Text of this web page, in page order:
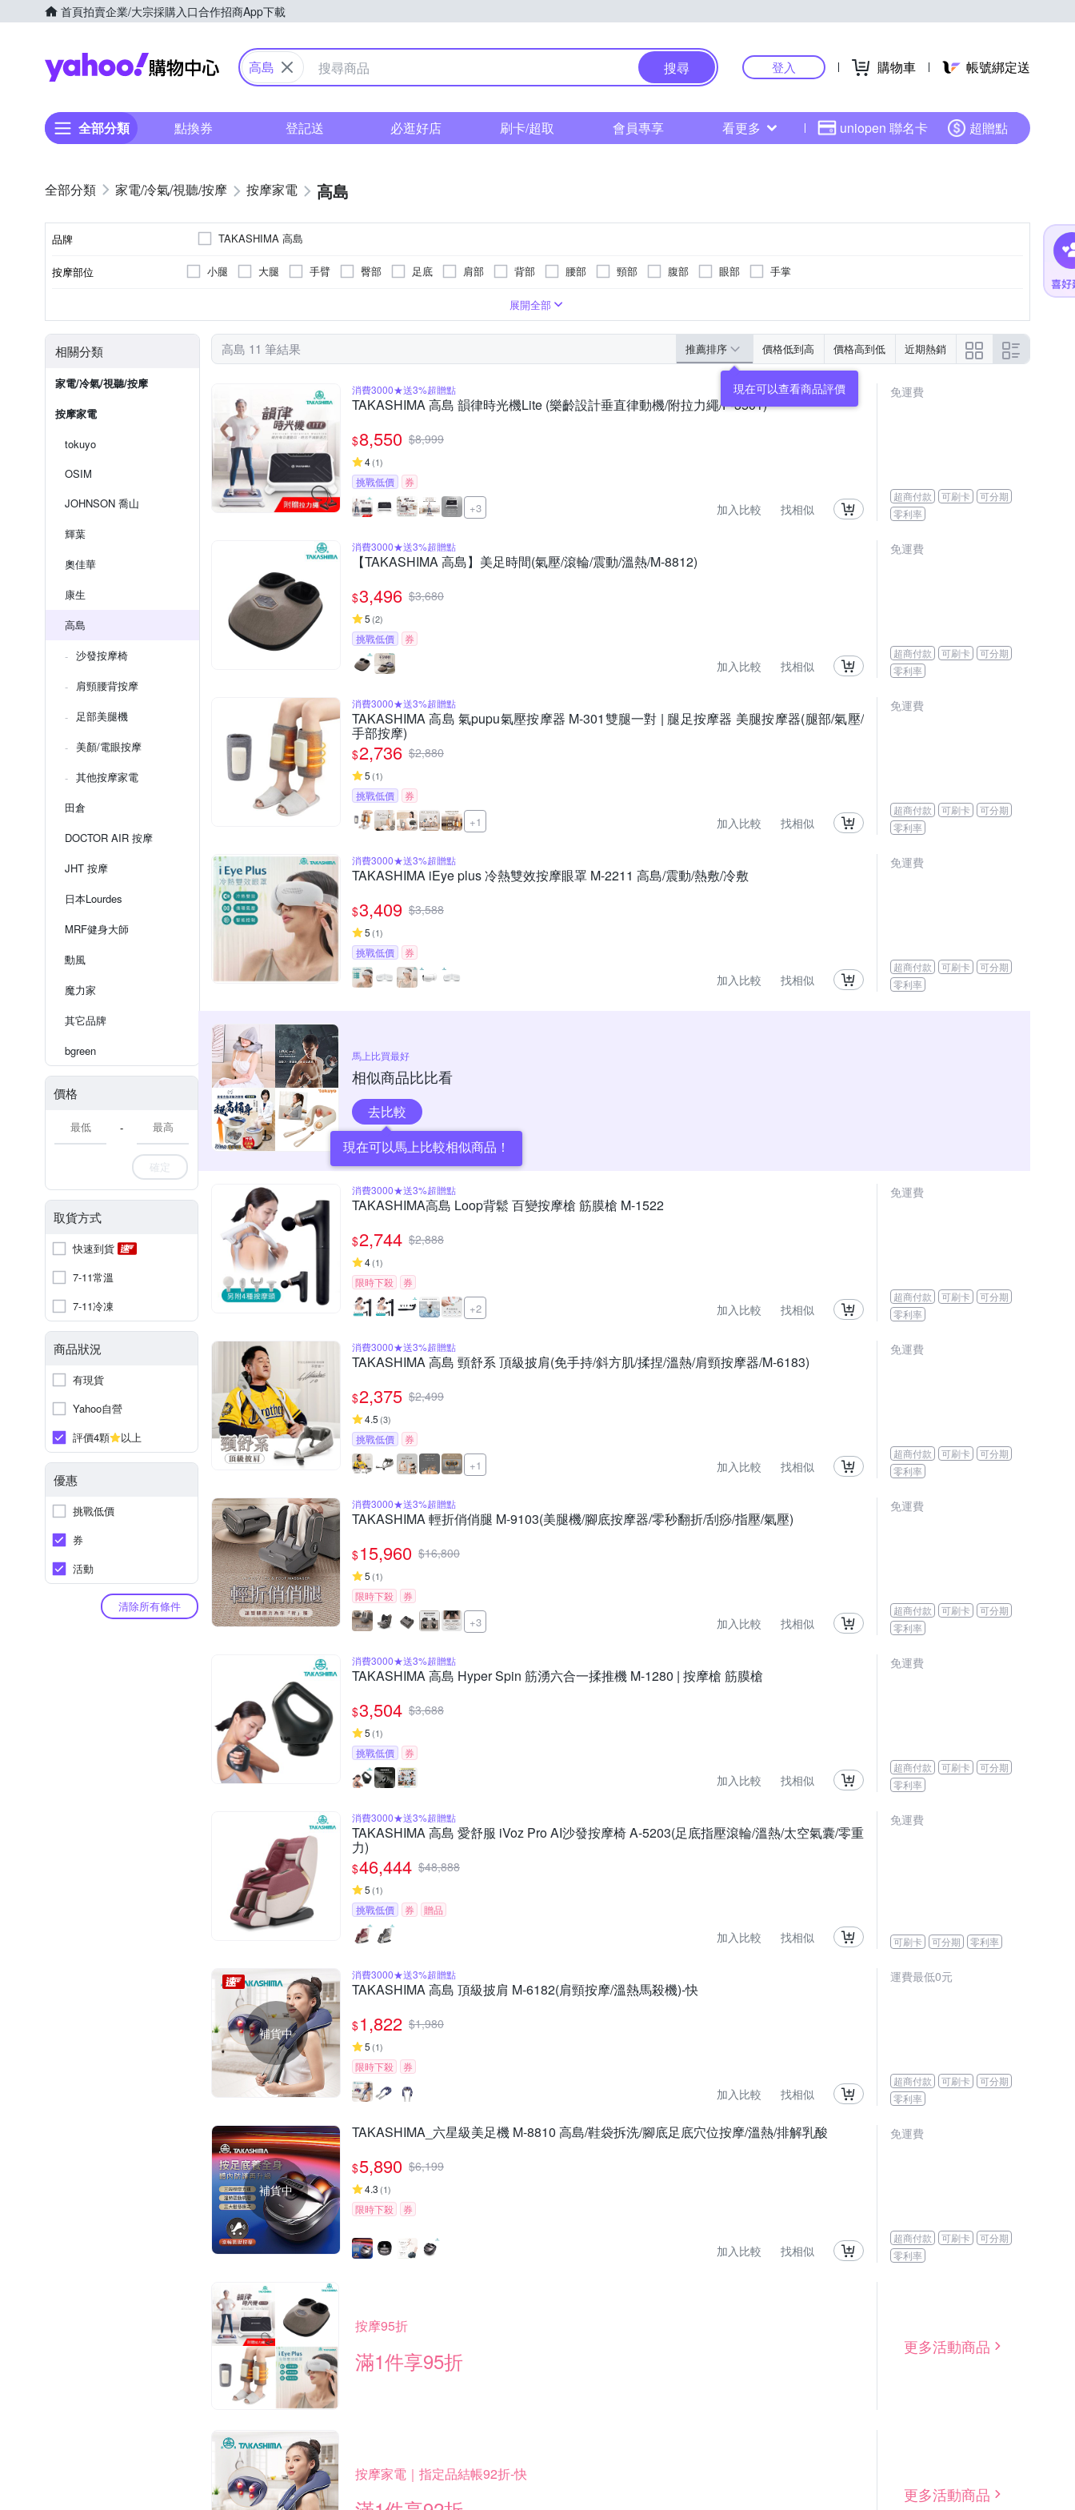
首頁拍賣企業/大宗採購入口合作招商App下載
Yahoo購物中心
高島 搜尋 登入 購物車 帳號綁定送
全部分類 點換券 登記送 必逛好店 刷卡/超取 會員專享 看更多 uniopen 聯名卡 超贈點
家電/冷氣/視聽/按摩 按摩家電 高島
品牌 TAKASHIMA 高島
按摩部位 小腿 大腿 手臂 臀部 足底 肩部 背部 腰部 頸部 腹部 眼部 手掌
眼部按摩機
展開全部
相關分類
家電/冷氣/視聽/按摩
按摩家電
tokuyo
OSIM
JOHNSON 喬山
輝葉
奧佳華
康生
高島
沙發按摩椅
肩頸腰背按摩
足部美腿機
美顏/電眼按摩
其他按摩家電
田倉
DOCTOR AIR 按摩
JHT 按摩
日本Lourdes
MRF健身大師
勳風
魔力家
其它品牌
bgreen
價格
-
確定
取貨方式
快速到貨
7-11常溫
7-11冷凍
商品狀況
有現貨
Yahoo自營
評價4顆
以上
優惠
挑戰低價
券
活動
清除所有條件
高島 11 筆結果 推薦排序 價格低到高 價格高到低 近期熱銷
現在可以查看商品評價
消費3000★送3%超贈點
TAKASHIMA 高島 韻律時光機Lite (樂齡設計垂直律動機/附拉力繩/F-3501)
$8,550 $8,999
4(1)
挑戰低價 券
+3 加入比較 找相似
免運費
超商付款 可刷卡
可分期
零利率
消費3000★送3%超贈點
【TAKASHIMA 高島】美足時間(氣壓/滾輪/震動/溫熱/M-8812)
$3,496 $3,680
5 (2)
挑戰低價 券
加入比較 找相似
免運費
超商付款 可刷卡
可分期
零利率
消費3000★送3%超贈點
TAKASHIMA 高島 氣pupu氣壓按摩器 M-301雙腿一對 | 腿足按摩器 美腿按摩器(腿部/氣壓/
手部按摩)
$2,736 $2,880
5 (1)
挑戰低價 券
+1 加入比較 找相似
免運費
超商付款 可刷卡
可分期
零利率
消費3000★送3%超贈點
TAKASHIMA iEye plus 冷熱雙效按摩眼罩 M-2211 高島/震動/熱敷/冷敷
$3,409 $3,588
5 (1)
挑戰低價 券
加入比較 找相似
免運費
超商付款 可刷卡
可分期
零利率
馬上比買最好
相似商品比比看
去比較
現在可以馬上比較相似商品！
消費3000★送3%超贈點
TAKASHIMA高島 Loop背鬆 百變按摩槍 筋膜槍 M-1522
$2,744 $2,888
4(1)
限時下殺 券
+2 加入比較 找相似
免運費
超商付款 可刷卡
可分期
零利率
消費3000★送3%超贈點
TAKASHIMA 高島 頸舒系 頂級披肩(免手持/斜方肌/揉捏/溫熱/肩頸按摩器/M-6183)
$2,375 $2,499
4.5 (3)
挑戰低價 券
+1 加入比較 找相似
免運費
超商付款 可刷卡
可分期
零利率
消費3000★送3%超贈點
TAKASHIMA 輕折俏俏腿 M-9103(美腿機/腳底按摩器/零秒翻折/刮痧/指壓/氣壓)
$15,960 $16,800
5 (1)
限時下殺 券
+3 加入比較 找相似
免運費
超商付款 可刷卡
可分期
零利率
消費3000★送3%超贈點
TAKASHIMA 高島 Hyper Spin 筋湧六合一揉推機 M-1280 | 按摩槍 筋膜槍
$3,504 $3,688
5 (1)
挑戰低價 券
加入比較 找相似
免運費
超商付款 可刷卡
可分期
零利率
消費3000★送3%超贈點
TAKASHIMA 高島 愛舒服 iVoz Pro AI沙發按摩椅 A-5203(足底指壓滾輪/溫熱/太空氣囊/零重
力)
$46,444 $48,888
5 (1)
挑戰低價 券 贈品
加入比較 找相似
免運費
可刷卡 可分期 零利率
補貨中
消費3000★送3%超贈點
TAKASHIMA 高島 頂級披肩 M-6182(肩頸按摩/溫熱馬殺機)-快
$1,822 $1,980
5 (1)
限時下殺 券
加入比較 找相似
運費最低0元
超商付款 可刷卡
可分期
零利率
補貨中
TAKASHIMA_六星級美足機 M-8810 高島/鞋袋拆洗/腳底足底穴位按摩/溫熱/排解乳酸
$5,890 $6,199
4.3 (1)
限時下殺 券
加入比較 找相似
免運費
超商付款 可刷卡
可分期
零利率
按摩95折
滿1件享95折
更多活動商品
按摩家電｜指定品結帳92折-快
更多活動商品